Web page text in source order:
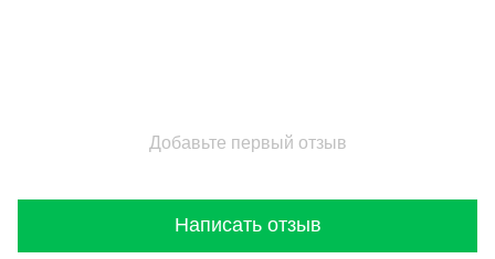
Добавьте первый отзыв
Написать отзыв